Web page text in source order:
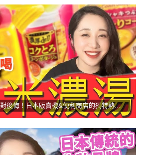
【日本美食】不吃絕對後悔！日本販賣機&便利商店的獨特熱食！